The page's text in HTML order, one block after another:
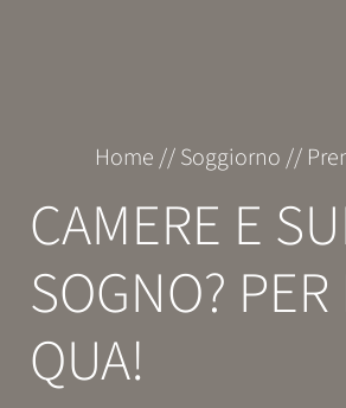
Offerte speciali
Richiesta
Prenotazione
ESPERIENZE
Home//Soggiorno//
CAMERE E
SOGNO? PER
QUA!